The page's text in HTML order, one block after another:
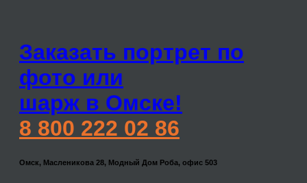
Заказать портрет по
фото или
шарж в Омске!
8 800 222 02 86
Омск, Масленикова 28, Модный Дом Роба, офис 503